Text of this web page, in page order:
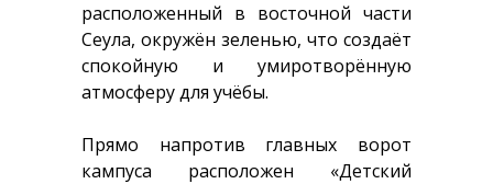
расположенный в восточной части
Сеула, окружён зеленью, что создаёт
спокойную и умиротворённую
атмосферу для учёбы.
Прямо напротив главных ворот
кампуса расположен «Детский